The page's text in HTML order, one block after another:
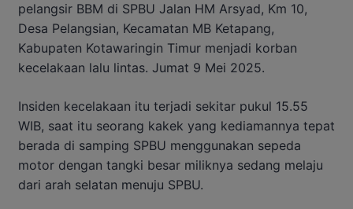
pelangsir BBM di SPBU Jalan HM Arsyad, Km 10,
Desa Pelangsian, Kecamatan MB Ketapang,
Kabupaten Kotawaringin Timur menjadi korban
kecelakaan lalu lintas. Jumat 9 Mei 2025.
Insiden kecelakaan itu terjadi sekitar pukul 15.55
WIB, saat itu seorang kakek yang kediamannya tepat
berada di samping SPBU menggunakan sepeda
motor dengan tangki besar miliknya sedang melaju
dari arah selatan menuju SPBU.